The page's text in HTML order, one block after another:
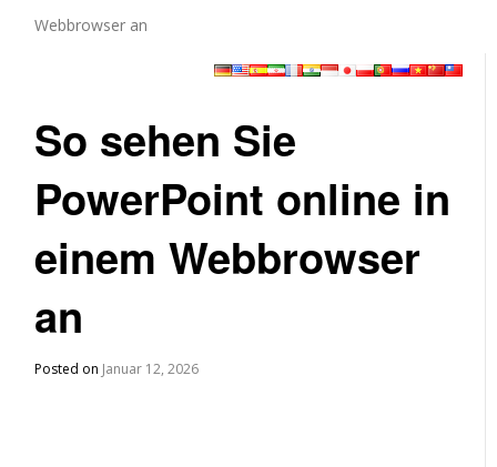
Webbrowser an
So sehen Sie
PowerPoint online in
einem Webbrowser
an
Posted on Januar 12, 2026